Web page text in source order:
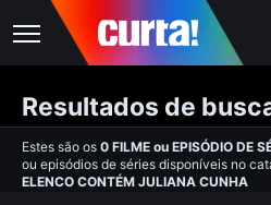
Resultados de
Estes são os 0 FILME ou EPISÓDIO DE
ou episódios de séries disponíveis no
ELENCO CONTÉM JULIANA CUNHA